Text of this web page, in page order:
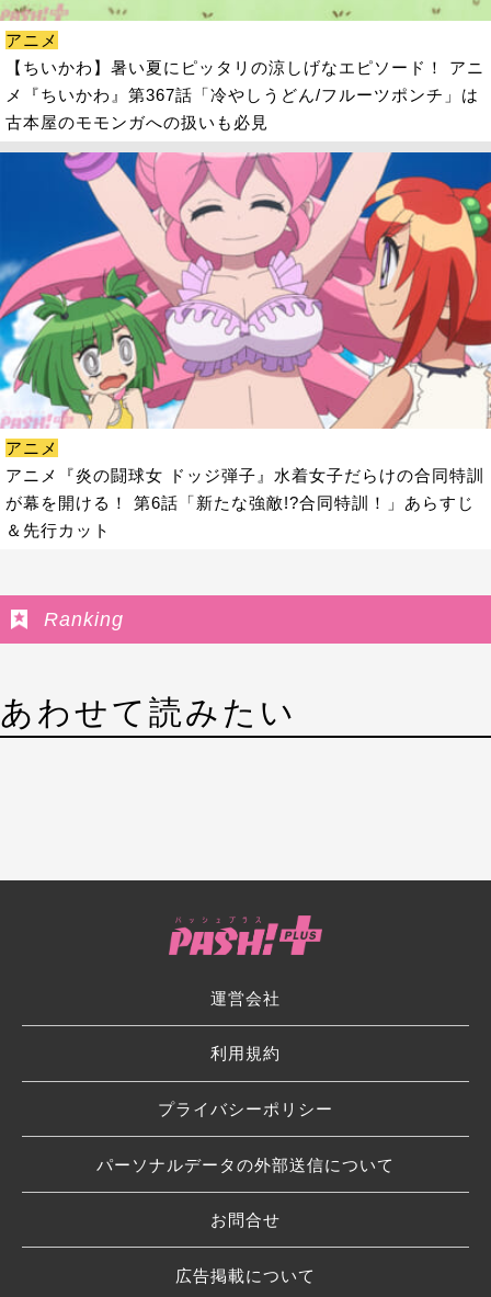
アニメ
【ちいかわ】暑い夏にピッタリの涼しげなエピソード！ アニ
メ『ちいかわ』第367話「冷やしうどん/フルーツポンチ」は
古本屋のモモンガへの扱いも必見
アニメ
アニメ『炎の闘球女 ドッジ弾子』水着女子だらけの合同特訓
が幕を開ける！ 第6話「新たな強敵!?合同特訓！」あらすじ
＆先行カット
Ranking
あわせて読みたい
運営会社
利用規約
プライバシーポリシー
パーソナルデータの外部送信について
お問合せ
広告掲載について